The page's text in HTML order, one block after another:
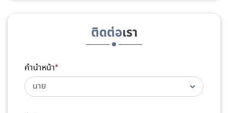
ติดต่อเรา
คำนำหน้า*